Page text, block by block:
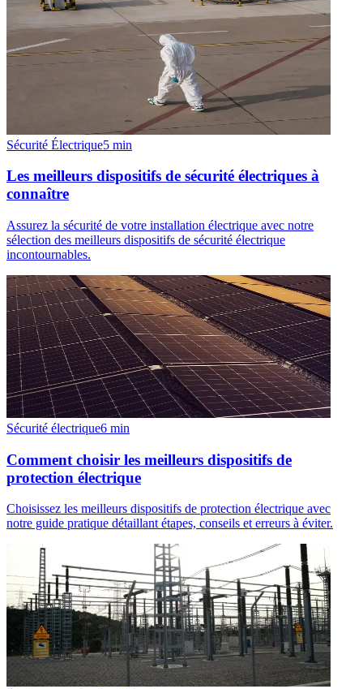
Sécurité Électrique5 min
Les meilleurs dispositifs de sécurité électriques à
connaître
Assurez la sécurité de votre installation électrique avec notre
sélection des meilleurs dispositifs de sécurité électrique
incontournables.
Sécurité électrique6 min
Comment choisir les meilleurs dispositifs de
protection électrique
Choisissez les meilleurs dispositifs de protection électrique avec
notre guide pratique détaillant étapes, conseils et erreurs à éviter.